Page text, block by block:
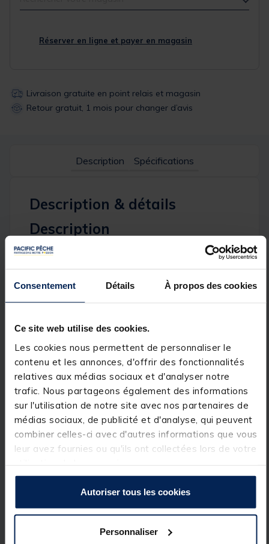
Consentement Détails À propos des cookies
Ce site web utilise des cookies.
Les cookies nous permettent de personnaliser le
contenu et les annonces, d'offrir des fonctionnalités
relatives aux médias sociaux et d'analyser notre
trafic. Nous partageons également des informations
sur l'utilisation de notre site avec nos partenaires de
médias sociaux, de publicité et d'analyse, qui peuvent
combiner celles-ci avec d'autres informations que vous
leur avez fournies ou qu'ils ont collectées lors de votre
Autoriser tous les cookies
Personnaliser
Réserver en ligne et payer en magasin
Livraison gratuite en point relais et magasin
Retour gratuit, 1 mois pour changer d’avis
Description Spécifications
Description & détails
Description
Pensée pour les débutants à la recherche de
permet de lancer des leurres de 10 à 45 g avec
aisance. Idéale pour pêcher du bord, cette canne
brochets, sandres ou gros carnassiers avec des
longueur/puissance/prix pour s’initier en grand.
Détails
Caractéristiques :
Longueur : 240cm
Plage d'utilisation : 10-45g
Sections : deux brins égaux
Spécifications